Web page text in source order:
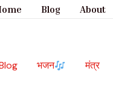
Blog About
भजन मंत्र